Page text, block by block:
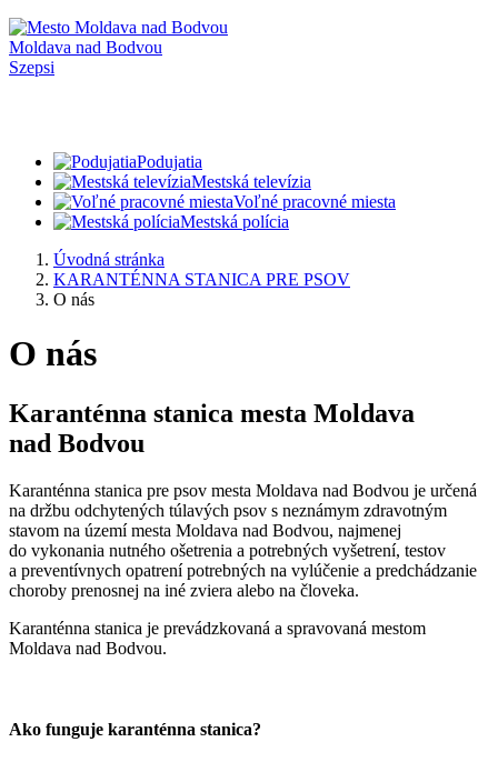
Moldava nad Bodvou
Szepsi
Podujatia
Mestská televízia
Voľné pracovné miesta
Mestská polícia
Úvodná stránka
KARANTÉNNA STANICA PRE PSOV
O nás
O nás
Karanténna stanica mesta Moldava
nad Bodvou
Karanténna stanica pre psov mesta Moldava nad Bodvou je určená
na držbu odchytených túlavých psov s neznámym zdravotným
stavom na území mesta Moldava nad Bodvou, najmenej
do vykonania nutného ošetrenia a potrebných vyšetrení, testov
a preventívnych opatrení potrebných na vylúčenie a predchádzanie
choroby prenosnej na iné zviera alebo na človeka.
Karanténna stanica je prevádzkovaná a spravovaná mestom
Moldava nad Bodvou.
Ako funguje karanténna stanica?